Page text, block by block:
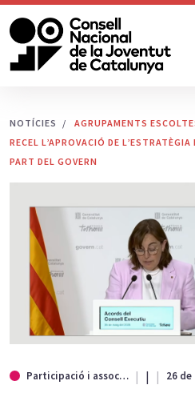
NOTÍCIES
AGRUPAMENTS
RECEL L’APROVACIÓ DE
PART DEL GOVERN
Participació i associacionisme | 26